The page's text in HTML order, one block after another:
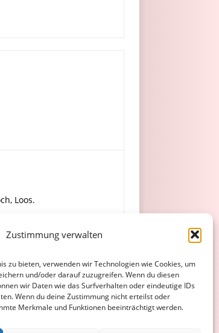
Zustimmung verwalten
zu bieten, verwenden wir Technologien wie Cookies, um
und/oder darauf zuzugreifen. Wenn du diesen
wir Daten wie das Surfverhalten oder eindeutige IDs
Wenn du deine Zustimmung nicht erteilst oder
Merkmale und Funktionen beeinträchtigt werden.
Loos.
(70. Schröher).